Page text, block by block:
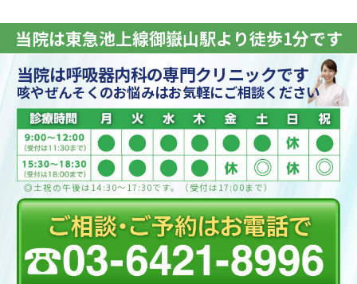
当院は東急池上線御嶽山駅より徒歩1分です
当院は呼吸器内科の専門クリニックです
咳やぜんそくのお悩みはお気軽にご相談ください
◎土祝の午後は14:30〜17:30です。（受付は17:00まで）